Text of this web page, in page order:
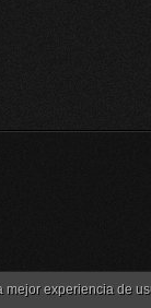
de Bill Cosby Radio
experiencia de